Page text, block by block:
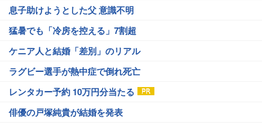
息子助けようとした父 意識不明
猛暑でも「冷房を控える」7割超
ケニア人と結婚「差別」のリアル
ラグビー選手が熱中症で倒れ死亡
レンタカー予約 10万円分当たる
俳優の戸塚純貴が結婚を発表